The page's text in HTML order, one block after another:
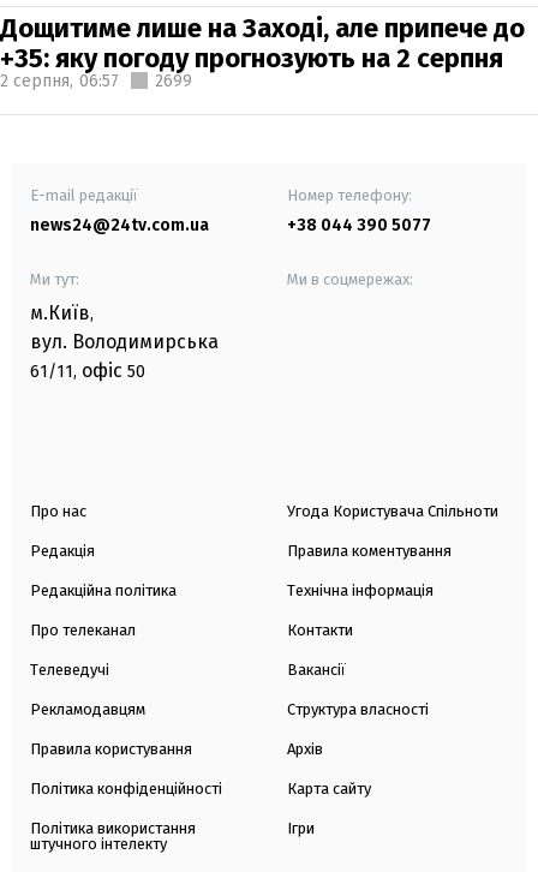
Дощитиме лише на Заході, але припече до
+35: яку погоду прогнозують на 2 серпня
2 серпня, 06:57 2699
E-mail редакції
news24@24tv.com.ua
Номер телефону:
+38 044 390 5077
Ми тут:
м.Київ,
вул. Володимирська
61/11, офіс 50
Ми в соцмережах:
Про нас
Редакція
Редакційна політика
Про телеканал
Телеведучі
Рекламодавцям
Правила користування
Політика конфіденційності
Політика використання
штучного інтелекту
Угода Користувача Спільноти
Правила коментування
Технічна інформація
Контакти
Вакансії
Структура власності
Архів
Карта сайту
Ігри